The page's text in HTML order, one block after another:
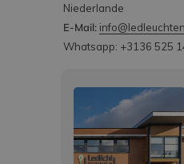
Niederlande
E-Mail:
Whatsapp: +3136 525